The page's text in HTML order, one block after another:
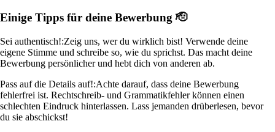
Einige Tipps für deine Bewerbung 🫡
Sei authentisch!:Zeig uns, wer du wirklich bist! Verwende deine
eigene Stimme und schreibe so, wie du sprichst. Das macht deine
Bewerbung persönlicher und hebt dich von anderen ab.
Pass auf die Details auf!:Achte darauf, dass deine Bewerbung
fehlerfrei ist. Rechtschreib- und Grammatikfehler können einen
schlechten Eindruck hinterlassen. Lass jemanden drüberlesen, bevor
du sie abschickst!